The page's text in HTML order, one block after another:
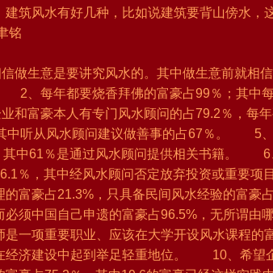
筑风水有好几种，比如说建筑要背山傍水，
铭
做生意是要讲究风水的。其中做生意前就相
、每年都要烧香拜佛的富豪占99％；其中
富豪本人有专门风水顾问的占79.2％，每
中听从风水顾问建议做善事的占67％。 5
其中61％是通过风水顾问提供相关书籍。 6
％，其中经风水顾问否定放弃投资或重要
的富豪占21.3%，只具备民间风水经验的富
必须中国自己申遗的富豪占96.5%，无所谓
是一项重要职业、应该在大学开设风水课程的
经济建设中起到举足轻重地位。 10、希望